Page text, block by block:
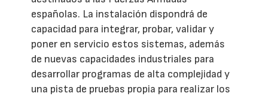
españolas. La instalación dispondrá de
capacidad para integrar, probar, validar y
poner en servicio estos sistemas, además
de nuevas capacidades industriales para
desarrollar programas de alta complejidad y
una pista de pruebas propia para realizar los